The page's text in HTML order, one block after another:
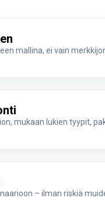
mallina, ei vain
mukaan lukien tyypit,
– ilman riskiä